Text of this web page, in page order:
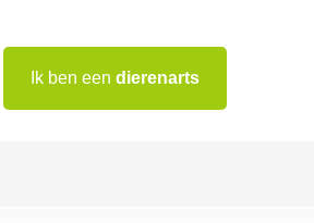
Ik ben een dierenarts